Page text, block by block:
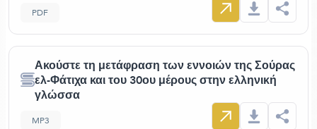
PDF
Ακούστε τη μετάφραση των εννοιών της Σούρας
ελ-Φάτιχα και του 30ου μέρους στην ελληνική
γλώσσα
MP3